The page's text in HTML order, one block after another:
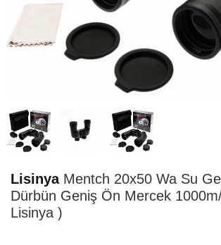
TESLİMAT
LisinyaMentch 20x50 Wa Su
Dürbün Geniş Ön Mercek
Lisinya )